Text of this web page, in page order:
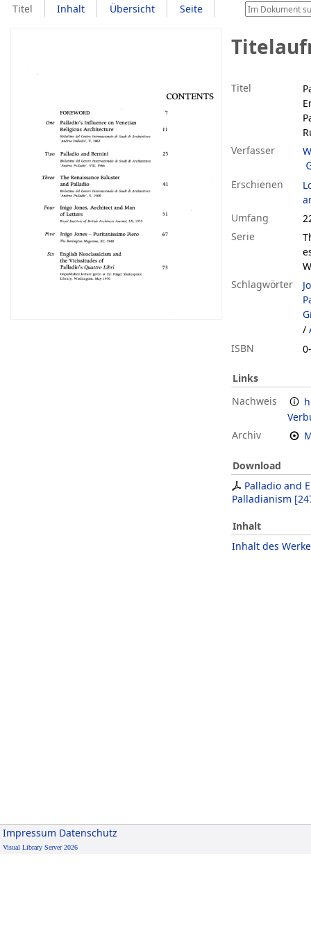
Titel Inhalt Übersicht Seite
Titel
Verfasser
Erschienen
Umfang
Serie
Schlagwörter
/
ISBN
Links
Nachweis
Archiv
Download
Palladio and
Palladianism [
Inhalt
Inhalt des
Impressum Datenschutz
Visual Library Server 2026